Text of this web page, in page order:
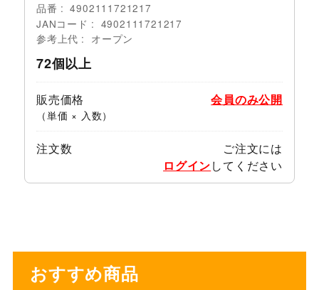
品番
4902111721217
JANコード
4902111721217
参考上代
オープン
72個以上
販売価格
（単価 × 入数）
会員のみ公開
注文数
ご注文には
ログインしてください
おすすめ商品